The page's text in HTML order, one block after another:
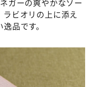
ガーの爽やかなソー
ビオリの上に添え
品です。